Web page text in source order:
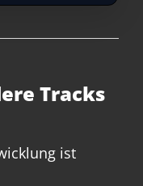
Tracks
ist